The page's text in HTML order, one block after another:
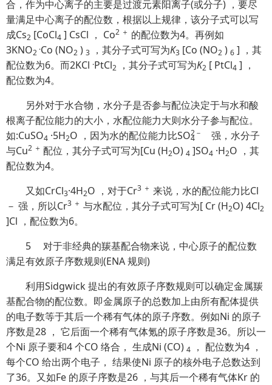
合，作为中心离子的主要是过渡元素阳离子(或分子) ，要尽
量满足中心离子的配位数，根据以上规律，该分子式可以写
成Cs2 [CoCl4 ] CsCl ， Co2 ＋ 的配位数为4。再例如
3KNO2
.Co (NO2 ) 3 ，其分子式可写为K3 [Co (NO2 ) 6 ] ，其
配位数为6。而2KCl .PtCl2 ，其分子式可写为K2 [ PtCl4 ] ，
配位数为4。
另外对于水合物，水分子是否参与配位决定于与水和酸
根离子配位能力的大小，水配位能力大则水分子参与配位。
如:CuSO4 ·5H2O ，因为水的配位能力比SO4
2－
强，水分子
与Cu2 ＋ 配位，其分子式可写为[Cu (H2O) 4 ]SO4 ·H2O ，其
配位数为4。
又如CrCl3·4H2O ，对于Cr3 ＋ 来说，水的配位能力比Cl
－ 强，所以Cr3 ＋ 与水配位，其分子式可写为[ Cr (H2O) 4Cl2
]Cl ，配位数为6。
5 对于非经典的羰基配合物来说，中心原子的配位数
满足有效原子序数规则(ENA 规则)
利用Sidgwick 提出的有效原子序数规则可以确定金属羰
基配合物的配位数。即金属原子的总数加上由所有配体提供
的电子数等于其后一个稀有气体的原子序数。例如Ni 的原子
序数是28 ， 它后面一个稀有气体氪的原子序数是36。所以一
个Ni 原子要和4 个CO 络合， 生成Ni (CO) 4
， 配位数为4 ，
每个CO 给出两个电子， 结果使Ni 原子的核外电子总数达到
了36。又如Fe 的原子序数是26 ，与其后一个稀有气体Kr 的